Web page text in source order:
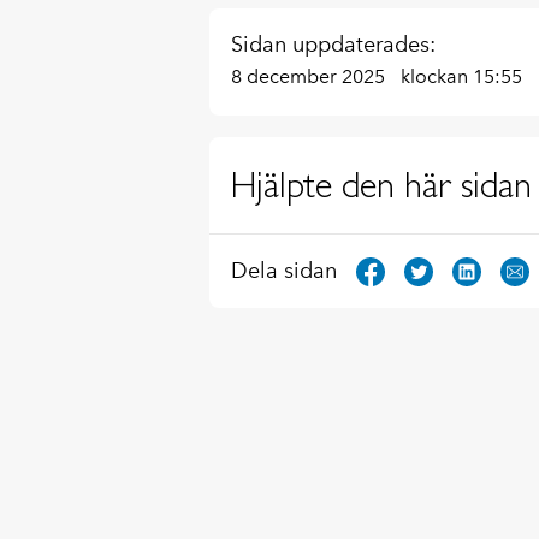
Sidan uppdaterades:
8 december 2025 klockan 15:55
Hjälpte den här sidan
Dela sidan